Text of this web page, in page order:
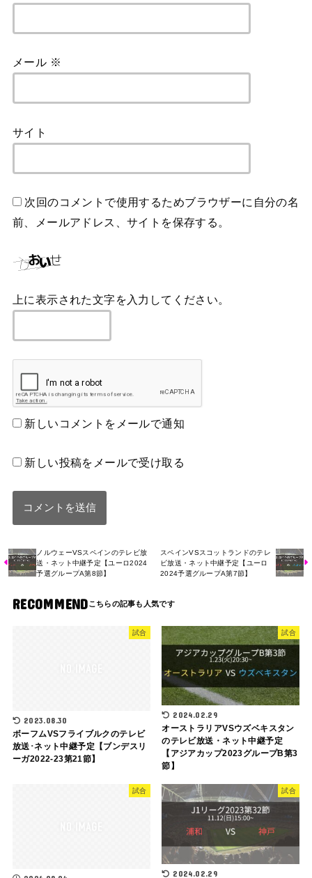
メール ※
サイト
次回のコメントで使用するためブラウザーに自分の名
前、メールアドレス、サイトを保存する。
上に表示された文字を入力してください。
新しいコメントをメールで通知
新しい投稿をメールで受け取る
ノルウェーVSスペインのテレビ放
送・ネット中継予定【ユーロ2024
予選グループA第8節】
スペインVSスコットランドのテレ
ビ放送・ネット中継予定【ユーロ
2024予選グループA第7節】
RECOMMEND
試合
2023.08.30
ボーフムVSフライブルクのテレビ
放送･ネット中継予定【ブンデスリ
ーガ2022-23第21節】
試合
2024.02.29
オーストラリアVSウズベキスタン
のテレビ放送・ネット中継予定
【アジアカップ2023グループB第3
節】
試合 試合
2024.02.29